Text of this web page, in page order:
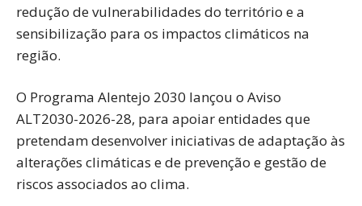
redução de vulnerabilidades do território e a
sensibilização para os impactos climáticos na
região.
O Programa Alentejo 2030 lançou o Aviso
ALT2030-2026-28, para apoiar entidades que
pretendam desenvolver iniciativas de adaptação às
alterações climáticas e de prevenção e gestão de
riscos associados ao clima.